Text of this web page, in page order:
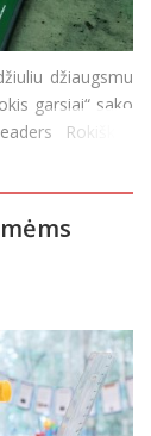
džiaugsmu
garsiai“ sako
Rokiškis“